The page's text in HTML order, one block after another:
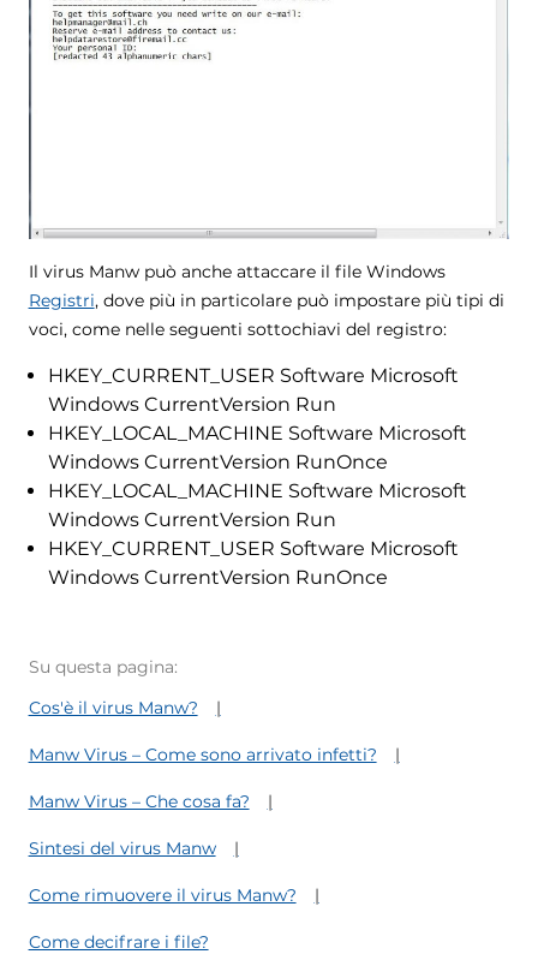
Il virus Manw può anche attaccare il file Windows
Registri, dove più in particolare può impostare più tipi di
voci, come nelle seguenti sottochiavi del registro:
HKEY_CURRENT_USER Software Microsoft
Windows CurrentVersion Run
HKEY_LOCAL_MACHINE Software Microsoft
Windows CurrentVersion RunOnce
HKEY_LOCAL_MACHINE Software Microsoft
Windows CurrentVersion Run
HKEY_CURRENT_USER Software Microsoft
Windows CurrentVersion RunOnce
Su questa pagina:
Cos'è il virus Manw?
Manw Virus – Come sono arrivato infetti?
Manw Virus – Che cosa fa?
Sintesi del virus Manw
Come rimuovere il virus Manw?
Come decifrare i file?